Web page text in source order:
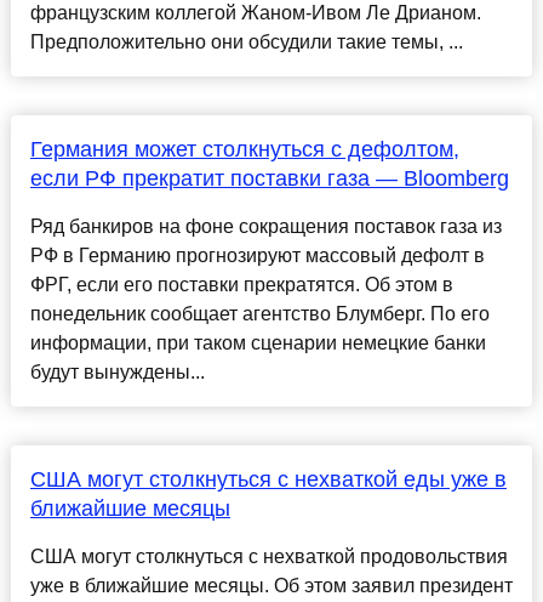
французским коллегой Жаном-Ивом Ле Дрианом.
Предположительно они обсудили такие темы, ...
Германия может столкнуться с дефолтом,
если РФ прекратит поставки газа — Bloomberg
Ряд банкиров на фоне сокращения поставок газа из
РФ в Германию прогнозируют массовый дефолт в
ФРГ, если его поставки прекратятся. Об этом в
понедельник сообщает агентство Блумберг. По его
информации, при таком сценарии немецкие банки
будут вынуждены...
США могут столкнуться с нехваткой еды уже в
ближайшие месяцы
США могут столкнуться с нехваткой продовольствия
уже в ближайшие месяцы. Об этом заявил президент